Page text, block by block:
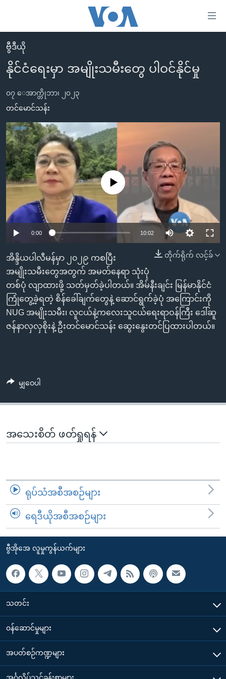
လွယ်ကူ
စေ
သည့်
Link
ပင်မ
အကြောင်းအရာ
သို့
ကျော်
ကြည့်
ပင်မ
စာမျက်နှာ
သို့
ကျော်
ကြည့်
ရန်
ရှာဖွေ
ကျော်
မူလစာမျက်နှာ
မြန်မာ
ကမ္ဘာ့သတင်းများ
နိုင်ငံတကာ
အမေရိကန်
တရုတ်
အစ္စရေး-ပါလက်စတိုင်း
ဗွီဒီယို
သတင်းလွတ်လပ်ခွင့်
ရပ်ဝန်းတခု လမ်းတခု အလွန်
အင်္ဂလိပ်စာလေ့လာမယ်
အမေရိကန်သုံးအီဒီယံ
မကြေးမုံရဲ့ အင်္ဂလိပ်စာ
ရုပ်ရှင်ထဲက အင်္ဂလိပ်စာ
သုတပဒေသာ အင်္ဂလိပ်စာ
အပတ်စဉ်ကဏ္ဍများ
ရေဒီယို
တီဗွီ
ရေဒီယိုနှင့်ရုပ်သံ အချက်အလက်များ
ရေဒီယို/တီဗွီအစီအစဉ်
Learning English
ဗွီအိုအေ လူမှုကွန်ယက်များ
ဘာသာစကားများ
ဗွီဒီယို
နိုင်ငံရေးမှာ အမျိုးသမီးတွေ ပါဝင်နိုင်မှု
၀၇ ေအာက္တိုဘာ၊ ၂၀၂၃
တင်မောင်သန်း
No media source currently available
0:00 10:02
တိုက်ရိုက် လင့်ခ်
အိန္ဒိယပါလီမန်မှာ ၂၀၂၉ ကစပြီး
အမျိုးသမီးတွေအတွက် အမတ်နေရာ သုံးပုံ
တစ်ပုံ လျာထားဖို့ သတ်မှတ်ခဲ့ပါတယ်။ အိမ်နီးချင်း မြန်မာနိုင်ငံ
ကြုံတွေ့ခဲ့ရတဲ့ စိန်ခေါ်ချက်တွေနဲ့ ဆောင်ရွက်ခဲ့ပုံ ​အကြောင်းကို
NUG အမျိုးသမီး၊ လူငယ်နဲ့ကလေးသူငယ်ရေးရာဝန်ကြီး ဒေါ်ဆူ
ဇန်နာလှလှစိုးနဲ့ ဦးတင်မောင်သန်း ဆွေးနွေးတင်ပြထားပါတယ်။
မျှဝေပါ
အသေးစိတ် ဖတ်ရှုရန်
ရုပ်သံအစီအစဉ်များ
ရေဒီယိုအစီအစဉ်များ
ဗွီအိုအေ လူမှုကွန်ယက်များ
သတင်း
၀န်ဆောင်မှုများ
အပတ်စဉ်ကဏ္ဍများ